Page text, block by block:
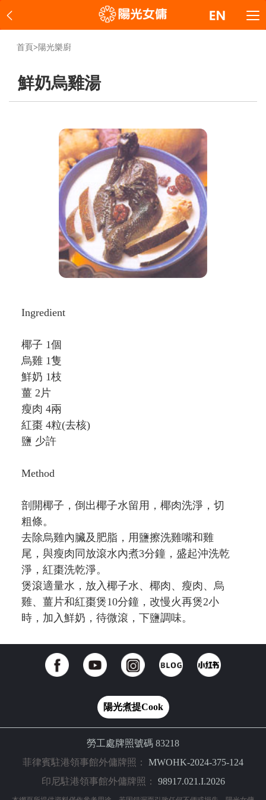
首頁> 陽光樂廚
鮮奶烏雞湯
Ingredient
椰子 1個
烏雞 1隻
鮮奶 1枝
薑 2片
瘦肉 4兩
紅棗 4粒(去核)
鹽 少許
Method
剖開椰子，倒出椰子水留用，椰肉洗淨，切
粗條。
去除烏雞內臟及肥脂，用鹽擦洗雞嘴和雞
尾，與瘦肉同放滾水內煮3分鐘，盛起沖洗乾
淨，紅棗洗乾淨。
煲滾適量水，放入椰子水、椰肉、瘦肉、烏
雞、薑片和紅棗煲10分鐘，改慢火再煲2小
時，加入鮮奶，待微滾，下鹽調味。
陽光煮提Cook
勞工處牌照號碼 83218
菲律賓駐港領事館外傭牌照： MWOHK-2024-375-124
印尼駐港領事館外傭牌照： 98917.021.I.2026